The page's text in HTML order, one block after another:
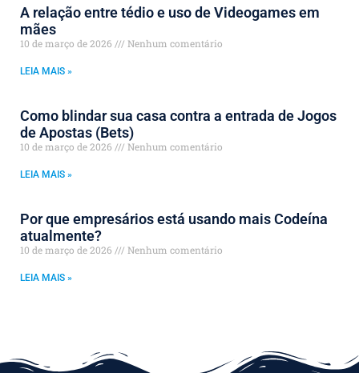
A relação entre tédio e uso de Videogames em
mães
10 de março de 2026 Nenhum comentário
LEIA MAIS »
Como blindar sua casa contra a entrada de Jogos
de Apostas (Bets)
10 de março de 2026 Nenhum comentário
LEIA MAIS »
Por que empresários está usando mais Codeína
atualmente?
10 de março de 2026 Nenhum comentário
LEIA MAIS »